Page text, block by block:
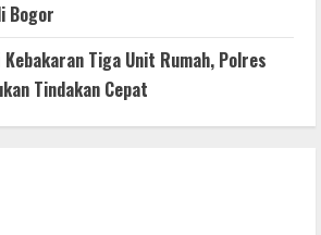
Bogor
Kebakaran Tiga Unit Rumah, Polres
Tindakan Cepat